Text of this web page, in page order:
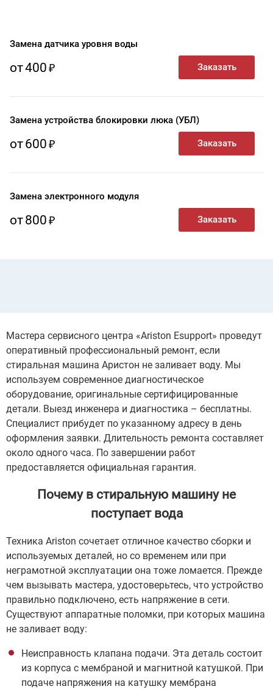
Замена датчика уровня воды
от400
Замена устройства блокировки люка (УБЛ)
от600
Замена электронного модуля
от800
Мастера сервисного центра «Ariston Esupport» проведут
оперативный профессиональный ремонт, если
стиральная машина Аристон не заливает воду. Мы
используем современное диагностическое
оборудование, оригинальные сертифицированные
детали. Выезд инженера и диагностика – бесплатны.
Специалист прибудет по указанному адресу в день
оформления заявки. Длительность ремонта составляет
около одного часа. По завершении работ
предоставляется официальная гарантия.
Почему в стиральную машину не
поступает вода
Техника Ariston сочетает отличное качество сборки и
используемых деталей, но со временем или при
неграмотной эксплуатации она тоже ломается. Прежде
чем вызывать мастера, удостоверьтесь, что устройство
правильно подключено, есть напряжение в сети.
Существуют аппаратные поломки, при которых машина
не заливает воду:
Неисправность клапана подачи. Эта деталь состоит
из корпуса с мембраной и магнитной катушкой. При
подаче напряжения на катушку мембрана